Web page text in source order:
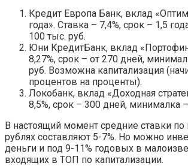
Кредит Европа Банк, вклад
года». Ставка – 7,4%, срок – 1,5
100 тыс. руб.
Юни КредитБанк, вклад
8,27%, срок – от 270 дней,
руб. Возможна капитализация
процентов на проценты).
Локобанк, вклад «Доходная
8,5%, срок – 300 дней, минималка
В настоящий момент средние ставки
рублях составляют 5-7%. Но можно
деньги и под 9-11% годовых в
входящих в ТОП по капитализации.